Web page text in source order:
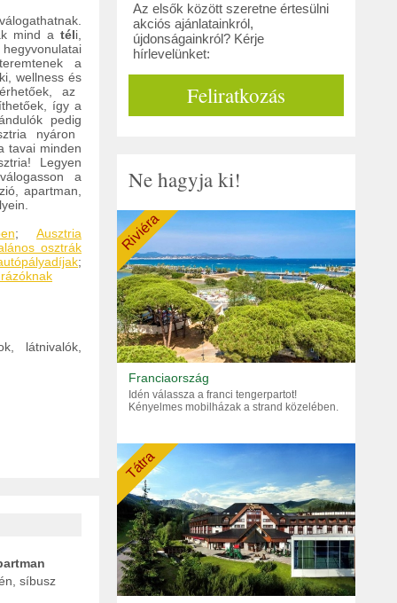
mind a téli,
a
wellness és
az
így a
pedig
nyáron
tavai minden
Legyen
a
apartman,
; Ausztria
osztrák
;
látnivalók,
síbusz
Az elsők között szeretne értesülni
akciós ajánlatainkról,
újdonságainkról? Kérje
hírlevelünket:
Feliratkozás
Ne hagyja ki!
Riviéra
Franciaország
Idén válassza a franci tengerpartot!
Kényelmes mobilházak a strand közelében.
Tátra